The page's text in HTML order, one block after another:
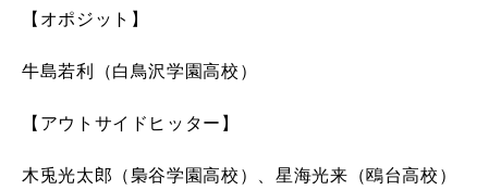
【オポジット】
牛島若利（白鳥沢学園高校）
【アウトサイドヒッター】
木兎光太郎（梟谷学園高校）、星海光来（鴎台高校）